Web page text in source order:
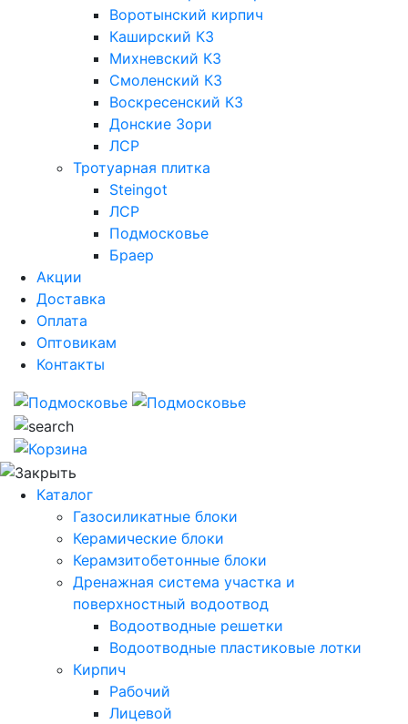
Воротынский кирпич
Каширский КЗ
Михневский КЗ
Смоленский КЗ
Воскресенский КЗ
Донские Зори
ЛСР
Тротуарная плитка
Steingot
ЛСР
Подмосковье
Браер
Акции
Доставка
Оплата
Оптовикам
Контакты
Каталог
Газосиликатные блоки
Керамические блоки
Керамзитобетонные блоки
Дренажная система участка и
поверхностный водоотвод
Водоотводные решетки
Водоотводные пластиковые лотки
Кирпич
Рабочий
Лицевой